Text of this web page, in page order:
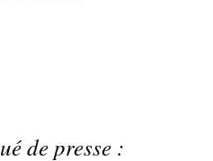
de presse :